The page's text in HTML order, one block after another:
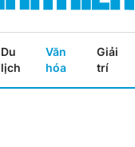
Du
lịch
Văn
hóa
Giải
trí